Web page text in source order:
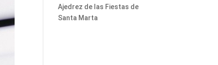
Ajedrez de las Fiestas de
Santa Marta